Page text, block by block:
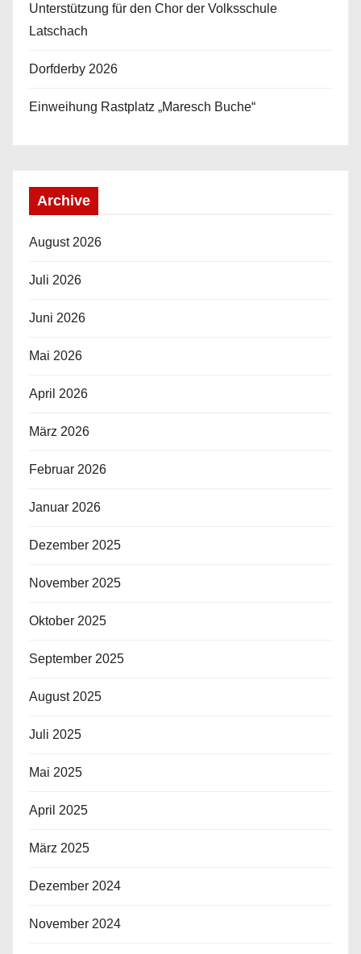
Unterstützung für den Chor der Volksschule
Latschach
Dorfderby 2026
Einweihung Rastplatz „Maresch Buche“
Archive
August 2026
Juli 2026
Juni 2026
Mai 2026
April 2026
März 2026
Februar 2026
Januar 2026
Dezember 2025
November 2025
Oktober 2025
September 2025
August 2025
Juli 2025
Mai 2025
April 2025
März 2025
Dezember 2024
November 2024